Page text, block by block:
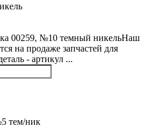
00259, №10 темный никельНаш
на продаже запчастей для
- артикул ...